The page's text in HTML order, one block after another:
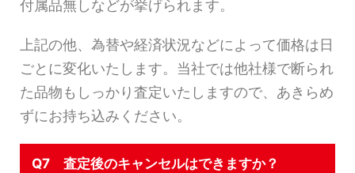
付属品無しなどが挙げられます。
上記の他、為替や経済状況などによって価格は日
ごとに変化いたします。当社では他社様で断られ
た品物もしっかり査定いたしますので、あきらめ
ずにお持ち込みください。
Q7 査定後のキャンセルはできますか？